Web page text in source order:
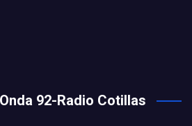
92-Radio Cotillas